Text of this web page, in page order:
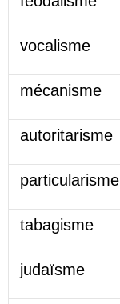
vocalisme
mécanisme
autoritarisme
particularisme
tabagisme
judaïsme